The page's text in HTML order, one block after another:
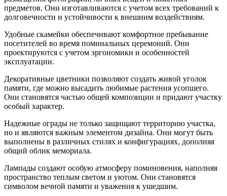
предметов. Они изготавливаются с учетом всех требований к
долговечности и устойчивости к внешним воздействиям.
Удобные скамейки обеспечивают комфортное пребывание
посетителей во время поминальных церемоний. Они
проектируются с учетом эргономики и особенностей
эксплуатации.
Декоративные цветники позволяют создать живой уголок
памяти, где можно высадить любимые растения усопшего.
Они становятся частью общей композиции и придают участку
особый характер.
Надежные ограды не только защищают территорию участка,
но и являются важным элементом дизайна. Они могут быть
выполнены в различных стилях и конфигурациях, дополняя
общий облик мемориала.
Лампады создают особую атмосферу поминовения, наполняя
пространство теплым светом и уютом. Они становятся
символом вечной памяти и уважения к ушедшим.